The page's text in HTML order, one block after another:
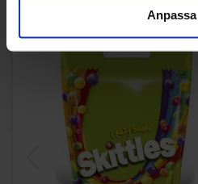
Anpassa